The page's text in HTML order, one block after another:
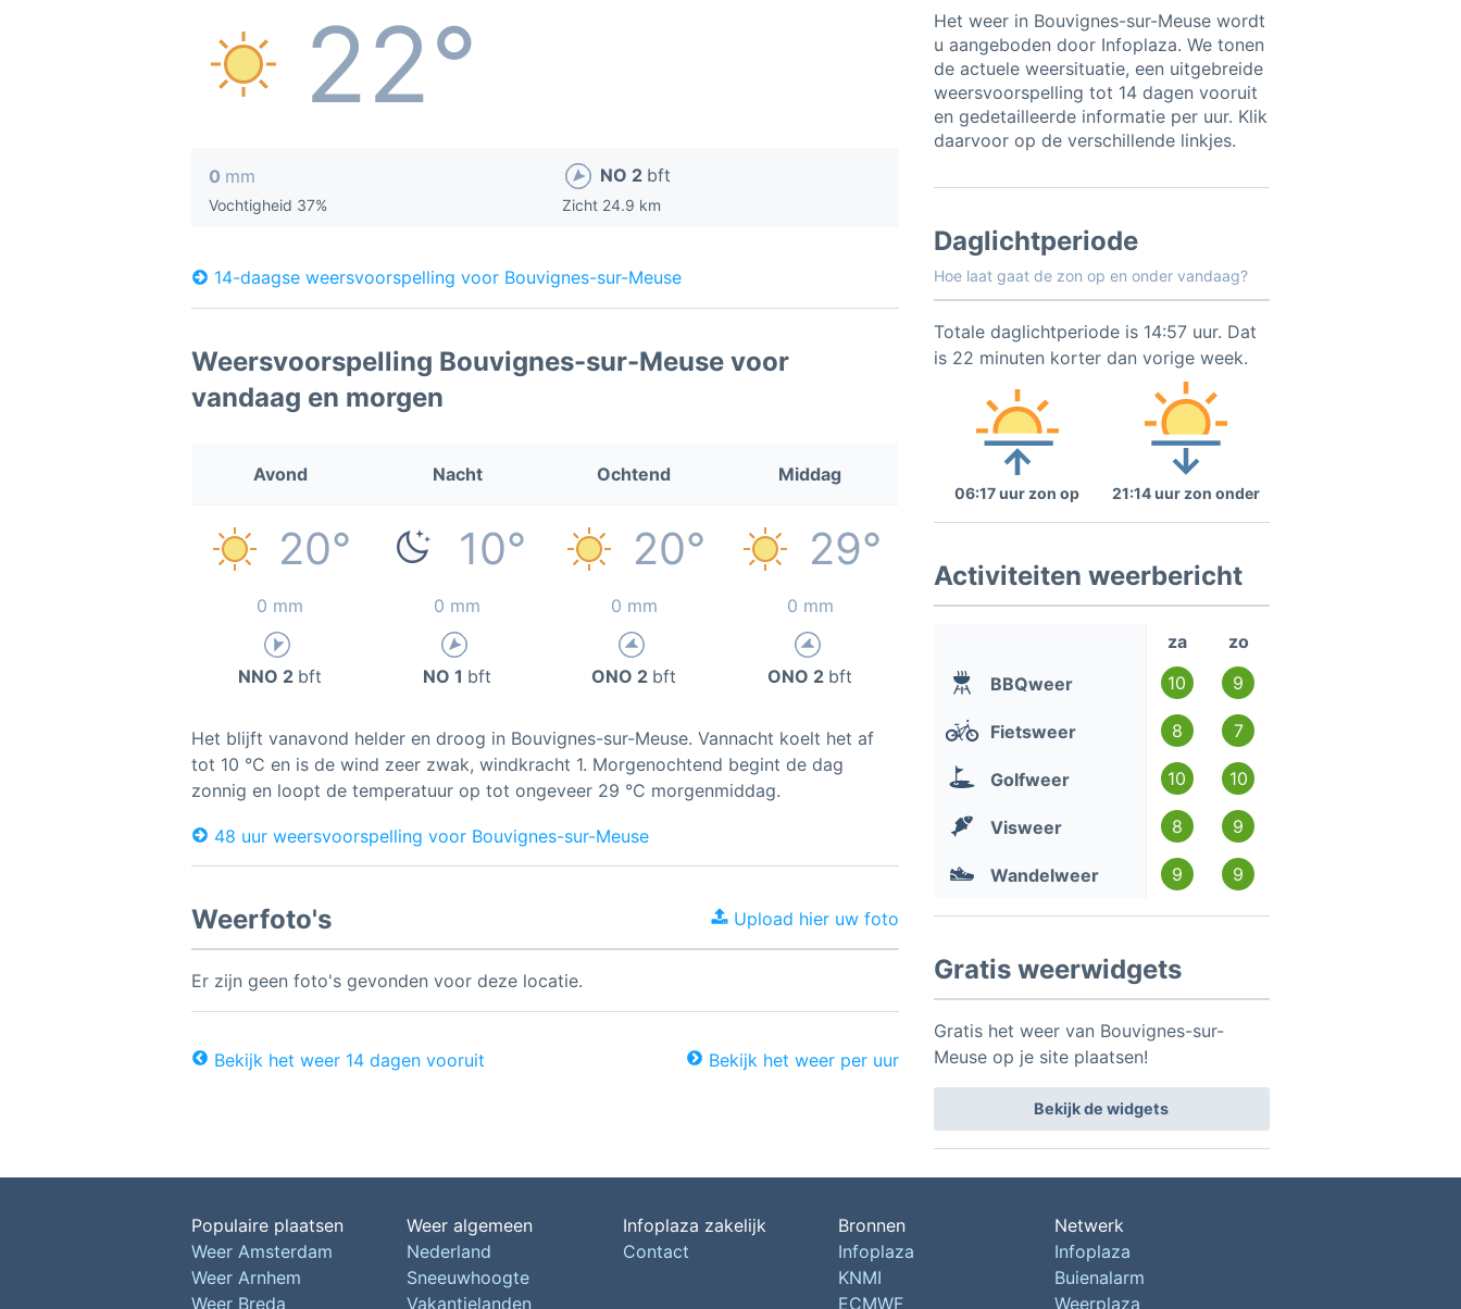
22°
0 mm
Vochtigheid 37%
NO 2 bft
Zicht 24.9 km
14-daagse weersvoorspelling voor Bouvignes-sur-Meuse
Weersvoorspelling Bouvignes-sur-Meuse voor
vandaag en morgen
Avond Nacht Ochtend Middag
20° 10° 20° 29°
0 mm 0 mm 0 mm 0 mm
NNO 2 bft NO 1 bft ONO 2 bft ONO 2 bft
Het blijft vanavond helder en droog in Bouvignes-sur-Meuse. Vannacht koelt het af
tot 10 °C en is de wind zeer zwak, windkracht 1. Morgenochtend begint de dag
zonnig en loopt de temperatuur op tot ongeveer 29 °C morgenmiddag.
48 uur weersvoorspelling voor Bouvignes-sur-Meuse
Weerfoto's Upload hier uw foto
Er zijn geen foto's gevonden voor deze locatie.
Bekijk het weer 14 dagen vooruit Bekijk het weer per uur
Het weer in Bouvignes-sur-Meuse wordt
u aangeboden door Infoplaza. We tonen
de actuele weersituatie, een uitgebreide
weersvoorspelling tot 14 dagen vooruit
en gedetailleerde informatie per uur. Klik
daarvoor op de verschillende linkjes.
Daglichtperiode
Hoe laat gaat de zon op en onder vandaag?
Totale daglichtperiode is 14:57 uur. Dat
is 22 minuten korter dan vorige week.
06:17 uur zon op 21:14 uur zon onder
Activiteiten weerbericht
za
zo
BBQweer
10 9
Fietsweer 8 7
Golfweer 10 10
Visweer 8 9
Wandelweer 9 9
Gratis weerwidgets
Gratis het weer van Bouvignes-sur-
Meuse op je site plaatsen!
Bekijk de widgets
Populaire plaatsen
Weer Amsterdam
Weer Arnhem
Weer Breda
Weer algemeen
Nederland
Sneeuwhoogte
Vakantielanden
Infoplaza zakelijk
Contact
Bronnen
Infoplaza
KNMI
ECMWF
Netwerk
Infoplaza
Buienalarm
Weerplaza